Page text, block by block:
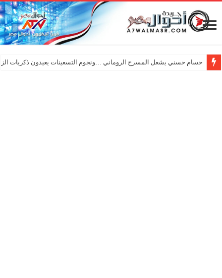
حسام حسني يشعل المسرح الروماني …ونجوم التسعينات يعيدون ذكريات